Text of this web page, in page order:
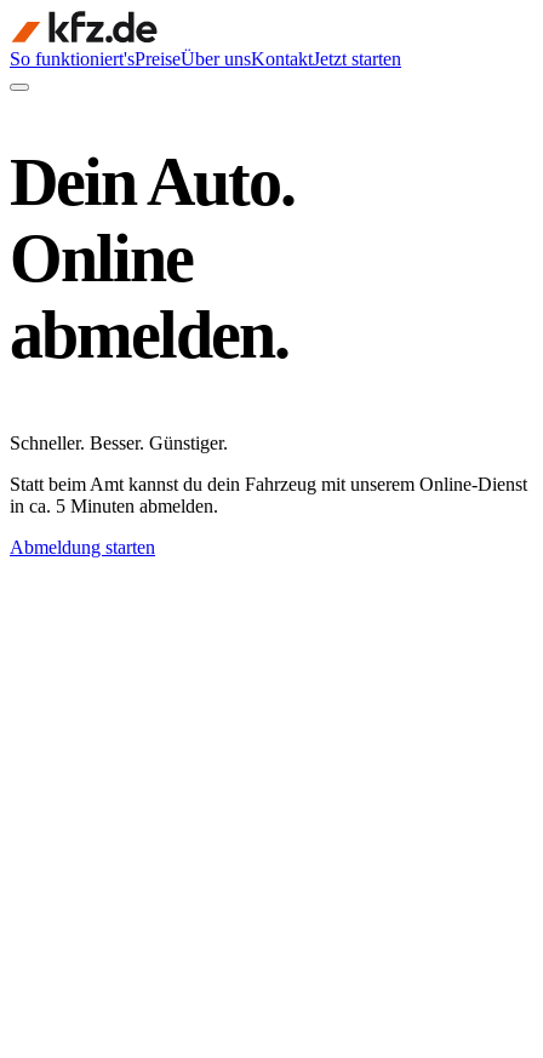
So funktioniert'sPreiseÜber unsKontaktJetzt starten
Dein Auto.
Online
abmelden.
Schneller. Besser. Günstiger.
Statt beim Amt kannst du dein Fahrzeug mit unserem Online-Dienst
in ca. 5 Minuten abmelden.
Abmeldung starten